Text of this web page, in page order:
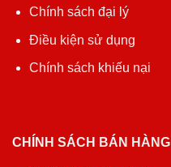
Chính sách đại lý
Điều kiện sử dụng
Chính sách khiếu nại
CHÍNH SÁCH BÁN HÀNG